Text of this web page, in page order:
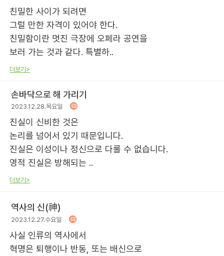
친밀한 사이가 되려면
그럴 만한 자격이 있어야 한다.
친밀함이란 멋진 극장에 오페라 공연을
보러 가는 것과 같다. 특별하..
더보기>
손바닥으로 해 가리기
2023.12.28.목요일
진실이 신비한 것은
논리를 넘어서 있기 때문입니다.
진실은 이성이나 정신으로 다룰 수 없습니다.
영적 진실은 방해되는 ..
더보기>
역사의 신(神)
2023.12.27.수요일
사실 인류의 역사에서
혁명은 퇴행이나 반동, 또는 배신으로